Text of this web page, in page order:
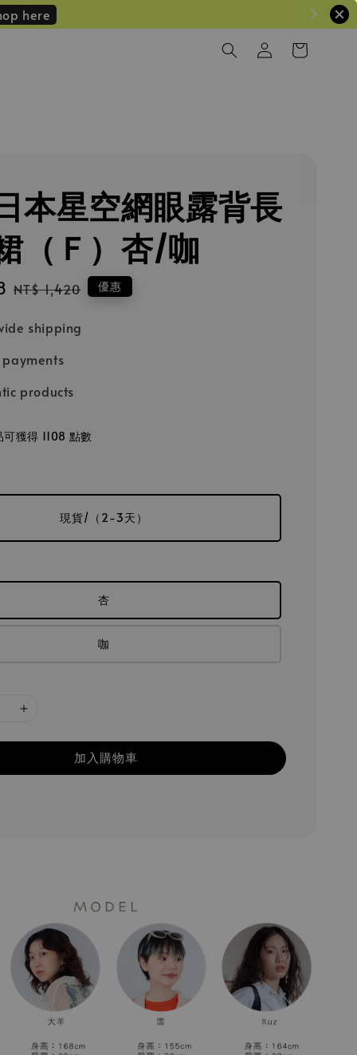
here
星空網眼露背長
（Ｆ）杏/咖
Regular
NT$ 1,420 優惠
shipping
payments
products
獲得 1108 點數
現貨/（2-3天）
杏
咖
加入購物車